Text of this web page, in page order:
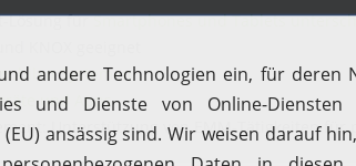
Lösung fürSmartphones und Tablets
KNOX geeignet
Systemen
und Apps
Unterstützung von EMM-Tätigkeiten für